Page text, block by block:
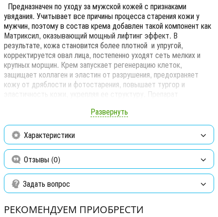
Предназначен по уходу за мужской кожей с признаками
увядания. Учитывает все причины процесса старения кожи у
мужчин, поэтому в состав крема добавлен такой компонент как
Матриксил, оказывающий мощный лифтинг эффект. В
результате, кожа становится более плотной и упругой,
корректируется овал лица, постепенно уходят сеть мелких и
крупных морщин. Крем запускает регенерацию клеток,
защищает коллаген и эластин от разрушения, предохраняет
кожу от дряблости и фотостарения, повышает тургор и
эластичность кожи, укрепляя ее структуру. Препарат
инфракрасных лучей в течение всего дня.
Использование:наносить крем лёгкими массажными
движениями на лицо и шею после очищения и тонизации.
Функциональные ингредиенты:
масло ши, пальмитиновая и
стеариновая кислоты, масло душистого миндаля,
гидролизированные протеины пшеницы, масло маслины
европейской, вит А, вит Е, лимонная кислота, пальмитоил
Развернуть
Характеристики
Отзывы (0)
Задать вопрос
РЕКОМЕНДУЕМ ПРИОБРЕСТИ